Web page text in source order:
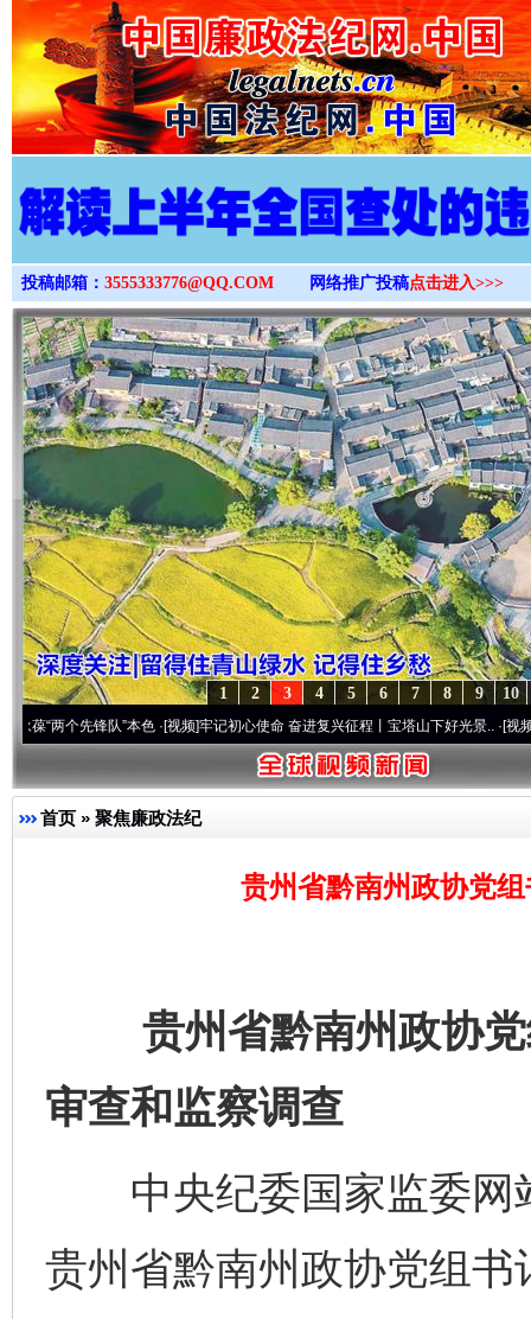
>
投稿邮箱： 3555333776@QQ.COM 网络推广投稿点击进入>>>
10
9
8
7
6
5
4
3
2
1
先锋队”本色·[视频]牢记初心使命 奋进复兴征程丨宝塔山下好光景..·[视频]因党而生
首页 » 聚焦廉政法纪
贵州省黔南州政协党
贵州省黔南州政协党
审查和监察调查
中央纪委国家监委网
贵州省黔南州政协党组